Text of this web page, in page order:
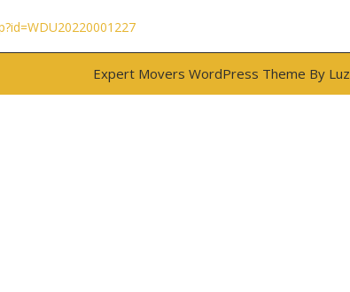
Expert Movers WordPress Theme By